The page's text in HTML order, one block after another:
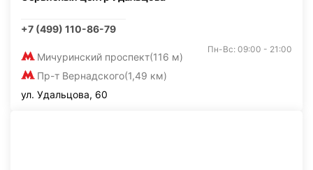
+7 (499) 110-86-79
Мичуринский проспект(116 м)
Пр-т Вернадского(1,49 км)
Пн-Вс: 09:00 - 21:00
ул. Удальцова, 60